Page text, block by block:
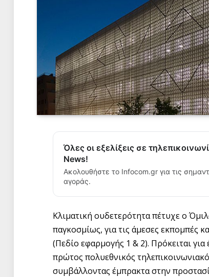
Όλες οι εξελίξεις σε
News!
Ακολουθήστε το Infocom.gr για τις
αγοράς.
Κλιματική ουδετερότητα πέτυχε ο
παγκοσμίως, για τις άμεσες εκπομπές
(Πεδίο εφαρμογής 1 & 2). Πρόκειται
πρώτος πολυεθνικός
συμβάλλοντας έμπρακτα στην